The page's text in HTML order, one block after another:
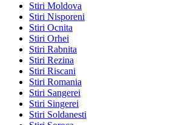
Stiri Moldova
Stiri Nisporeni
Stiri Ocnita
Stiri Orhei
Stiri Rabnita
Stiri Rezina
Stiri Riscani
Stiri Romania
Stiri Sangerei
Stiri Singerei
Stiri Soldanesti